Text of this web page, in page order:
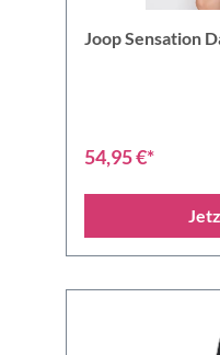
Joop Sensation
54,95 €*